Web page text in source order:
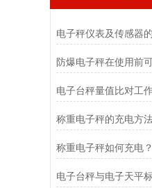
防爆电子秤在使用前
电子台秤量值比对工
称重电子秤的充电方
称重电子秤如何充电？